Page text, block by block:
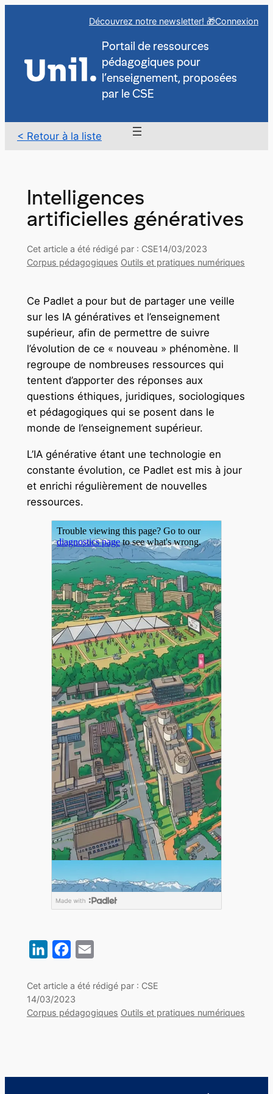
Découvrez notre newsletter! 🎁Connexion
Portail de ressources
pédagogiques pour
l’enseignement, proposées
par le CSE
< Retour à la liste
Intelligences
artificielles génératives
Cet article a été rédigé par : CSE14/03/2023
Corpus pédagogiques Outils et pratiques numériques
Ce Padlet a pour but de partager une veille
sur les IA génératives et l’enseignement
supérieur, afin de permettre de suivre
l’évolution de ce « nouveau » phénomène. Il
regroupe de nombreuses ressources qui
tentent d’apporter des réponses aux
questions éthiques, juridiques, sociologiques
et pédagogiques qui se posent dans le
monde de l’enseignement supérieur.
L’IA générative étant une technologie en
constante évolution, ce Padlet est mis à jour
et enrichi régulièrement de nouvelles
ressources.
LinkedInFacebook
Cet article a été rédigé par : CSE
14/03/2023
Corpus pédagogiques Outils et pratiques numériques